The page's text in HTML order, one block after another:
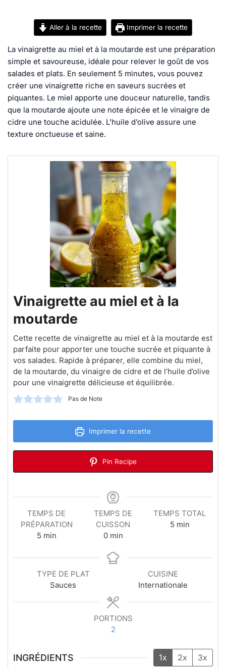
Aller à la recette Imprimer la recette
La vinaigrette au miel et à la moutarde est une préparation
simple et savoureuse, idéale pour relever le goût de vos
salades et plats. En seulement 5 minutes, vous pouvez
créer une vinaigrette riche en saveurs sucrées et
piquantes. Le miel apporte une douceur naturelle, tandis
que la moutarde ajoute une note épicée et le vinaigre de
cidre une touche acidulée. L’huile d’olive assure une
texture onctueuse et saine.
Vinaigrette au miel et à la
moutarde
Cette recette de vinaigrette au miel et à la moutarde est
parfaite pour apporter une touche sucrée et piquante à
vos salades. Rapide à préparer, elle combine du miel,
de la moutarde, du vinaigre de cidre et de l’huile d’olive
pour une vinaigrette délicieuse et équilibrée.
Pas de Note
Imprimer la recette
Pin Recipe
TEMPS DE
PRÉPARATION
5 min
TEMPS DE
CUISSON
0 min
TEMPS TOTAL
5 min
TYPE DE PLAT
Sauces
CUISINE
Internationale
PORTIONS
2
INGRÉDIENTS 1x 2x 3x